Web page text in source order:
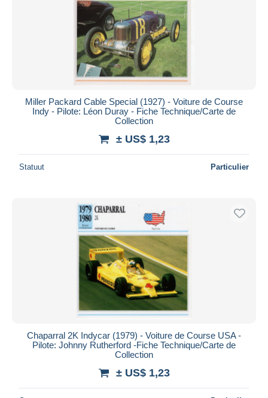
Miller Packard Cable Special (1927) - Voiture de Course
Indy - Pilote: Léon Duray - Fiche Technique/Carte de
Collection
± US$ 1,23
Statuut Particulier
Chaparral 2K Indycar (1979) - Voiture de Course USA -
Pilote: Johnny Rutherford -Fiche Technique/Carte de
Collection
± US$ 1,23